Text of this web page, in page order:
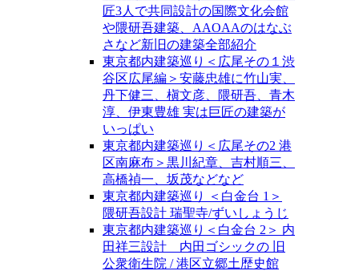
匠3人で共同設計の国際文化会館
や隈研吾建築、AAOAAのはなぶ
さなど新旧の建築全部紹介
東京都内建築巡り＜広尾その１渋
谷区広尾編＞安藤忠雄に竹山実、
丹下健三、槇文彦、隈研吾、青木
淳、伊東豊雄 実は巨匠の建築が
いっぱい
東京都内建築巡り＜広尾その2 港
区南麻布＞黒川紀章、吉村順三、
高橋禎一、坂茂などなど
東京都内建築巡り ＜白金台 1＞
隈研吾設計 瑞聖寺/ずいしょうじ
東京都内建築巡り＜白金台 2＞ 内
田祥三設計 内田ゴシックの 旧
公衆衛生院 / 港区立郷土歴史館